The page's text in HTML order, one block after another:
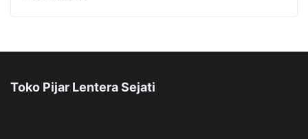
Toko Pijar Lentera Sejati